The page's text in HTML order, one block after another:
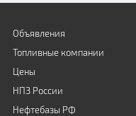
Объявления
Топливные компании
Цены
НПЗ России
Нефтебазы РФ